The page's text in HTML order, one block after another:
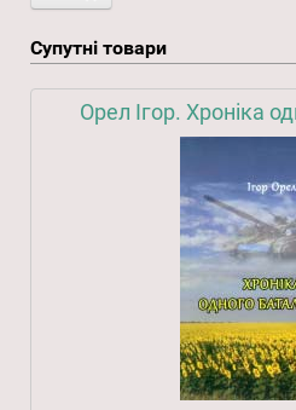
Супутні товари
Орел Ігор. Хроніка